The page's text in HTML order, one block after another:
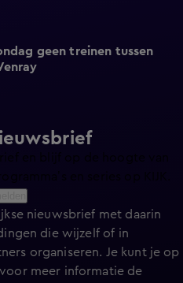
geen treinen tussen
nieuwsbrief met daarin
die wijzelf of in
organiseren. Je kunt je op
meer informatie de